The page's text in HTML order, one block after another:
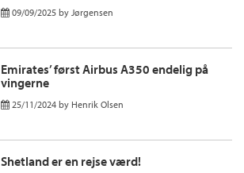
09/09/2025 by Jørgensen
Emirates’ først Airbus A350 endelig på
vingerne
25/11/2024 by Henrik Olsen
Shetland er en rejse værd!